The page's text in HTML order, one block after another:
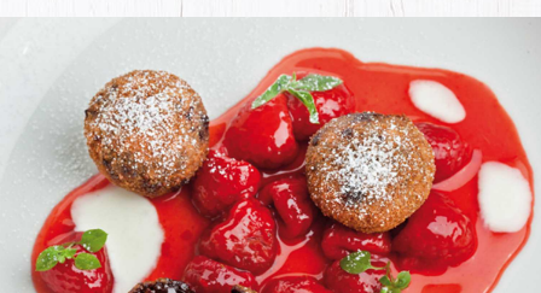
Évaluation du produit